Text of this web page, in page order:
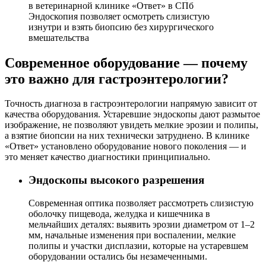
Эндоскопия позволяет осмотреть слизистую
изнутри и взять биопсию без хирургического
вмешательства
Современное оборудование — почему
это важно для гастроэнтерологии?
Точность диагноза в гастроэнтерологии напрямую зависит от
качества оборудования. Устаревшие эндоскопы дают размытое
изображение, не позволяют увидеть мелкие эрозии и полипы,
а взятие биопсии на них технически затруднено. В клинике
«Ответ» установлено оборудование нового поколения — и
это меняет качество диагностики принципиально.
Эндоскопы высокого разрешения
Современная оптика позволяет рассмотреть слизистую
оболочку пищевода, желудка и кишечника в
мельчайших деталях: выявить эрозии диаметром от 1–2
мм, начальные изменения при воспалении, мелкие
полипы и участки дисплазии, которые на устаревшем
оборудовании остались бы незамеченными.